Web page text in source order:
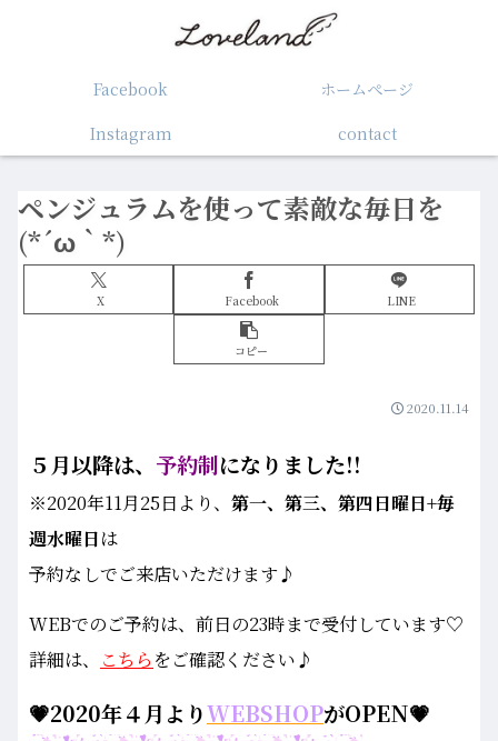
Facebook
ホームぺージ
Instagram
contact
ペンジュラムを使って素敵な毎日を
(*´ω｀*)
X Facebook LINE
コピー
2020.11.14
５月以降は、 予約制になりました!!
※2020年11月25日より、 第一、第三、第四日曜日+毎
週水曜日は
予約なしでご来店いただけます♪
WEBでのご予約は、前日の23時まで受付しています♡
詳細は、
こちら をご確認ください♪
💗2020年４月よりWEBSHOPがOPEN💗